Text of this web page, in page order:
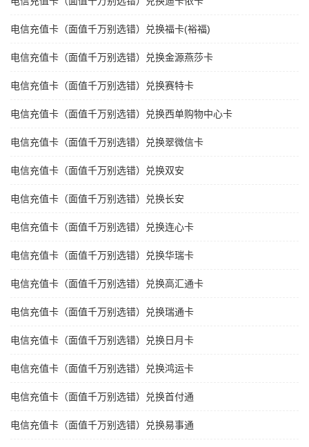
电信充值卡（面值千万别选错）兑换福卡(裕福)
电信充值卡（面值千万别选错）兑换金源燕莎卡
电信充值卡（面值千万别选错）兑换赛特卡
电信充值卡（面值千万别选错）兑换西单购物中心卡
电信充值卡（面值千万别选错）兑换翠微信卡
电信充值卡（面值千万别选错）兑换双安
电信充值卡（面值千万别选错）兑换长安
电信充值卡（面值千万别选错）兑换连心卡
电信充值卡（面值千万别选错）兑换华瑞卡
电信充值卡（面值千万别选错）兑换高汇通卡
电信充值卡（面值千万别选错）兑换瑞通卡
电信充值卡（面值千万别选错）兑换日月卡
电信充值卡（面值千万别选错）兑换鸿运卡
电信充值卡（面值千万别选错）兑换首付通
电信充值卡（面值千万别选错）兑换易事通